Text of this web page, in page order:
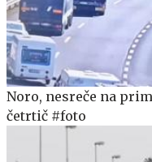
Noro, nesreče na
četrtič #foto